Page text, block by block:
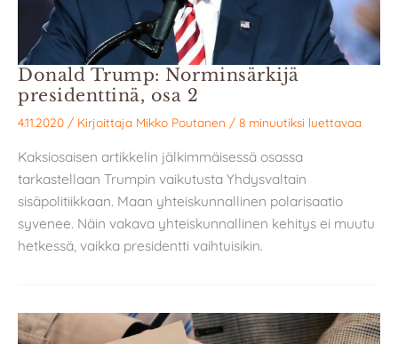
Donald Trump: Norminsärkijä
presidenttinä, osa 2
4.11.2020 / Kirjoittaja Mikko Poutanen / 8 minuutiksi luettavaa
Kaksiosaisen artikkelin jälkimmäisessä osassa
tarkastellaan Trumpin vaikutusta Yhdysvaltain
sisäpolitiikkaan. Maan yhteiskunnallinen polarisaatio
syvenee. Näin vakava yhteiskunnallinen kehitys ei muutu
hetkessä, vaikka presidentti vaihtuisikin.